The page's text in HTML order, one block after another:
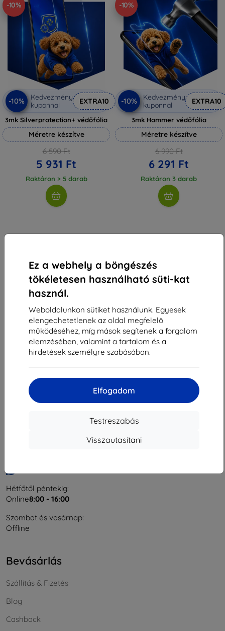
Ez a webhely a böngészés
tökéletesen használható süti-kat
használ.
Weboldalunkon sütiket használunk. Egyesek
elengedhetetlenek az oldal megfelelő
működéséhez, míg mások segítenek a forgalom
elemzésében, valamint a tartalom és a
hirdetések személyre szabásában.
Elfogadom
Testreszabás
Visszautasítani
-10%
-10%
Kedvezmény
kuponnal
EXTRA10
3mk Silverprotection+ védőfólia
Méretre készítve
6 590 Ft
5 931 Ft
Raktáron > 5 darab
-10%
-10%
Kedvezmény
kuponnal
EXTRA10
3mk Hammer védőfólia
Méretre készítve
6 990 Ft
6 291 Ft
Raktáron 3 darab
Shield-Sk s.r.o.
Rudolf Mocka utca 3750/2A
Cégjegyzékszám:
ÁFA-azonosító:
SK2023549671
Hétfőtől péntekig:
Online8:00 - 16:00
Szombat és vasárnap:
Offline
Bevásárlás
Szállítás & Fizetés
Blog
Cashback